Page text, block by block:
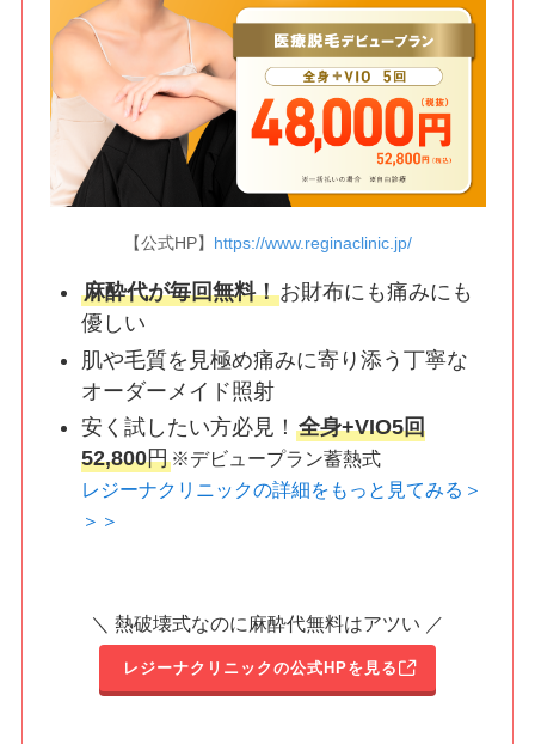
【公式HP】 https://www.reginaclinic.jp/
麻酔代が毎回無料！お財布にも痛みにも
優しい
肌や毛質を見極め痛みに寄り添う丁寧な
オーダーメイド照射
安く試したい方必見！全身+VIO5回
52,800円 ※デビュープラン蓄熱式
レジーナクリニックの詳細をもっと見てみる＞
＞＞
＼ 熱破壊式なのに麻酔代無料はアツい ／
レジーナクリニックの公式HPを見る